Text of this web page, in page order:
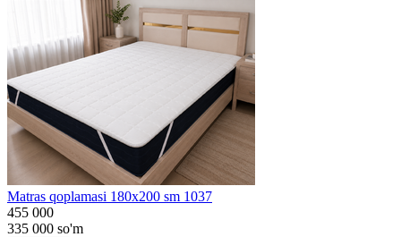
Matras qoplamasi 180x200 sm 1037
455 000
335 000 so'm